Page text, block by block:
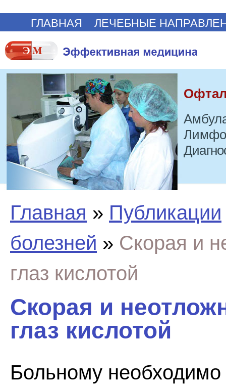
ГЛАВНАЯ ЛЕЧЕБНЫЕ
Главная » Публикации
болезней » Скорая и
глаз кислотой
Скорая и
глаз кислотой
Больному необходимо